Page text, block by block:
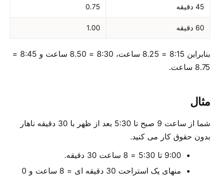
45 دقیقه 0.75
60 دقیقه 1.00
بنابراین 8:15 = 8.25 ساعت، 8:30 = 8.50 ساعت و 8:45 =
8.75 ساعت.
مثال
شما از ساعت 9 صبح تا 5:30 بعد از ظهر با 30 دقیقه ناهار
بدون حقوق کار می کنید.
9:00 تا 5:30 = 8 ساعت 30 دقیقه.
منهای یک استراحت 30 دقیقه ای = 8 ساعت و 0